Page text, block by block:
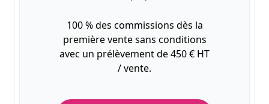
100 % des commissions dès la
première vente sans conditions
avec un prélèvement de 450 € HT
/ vente.